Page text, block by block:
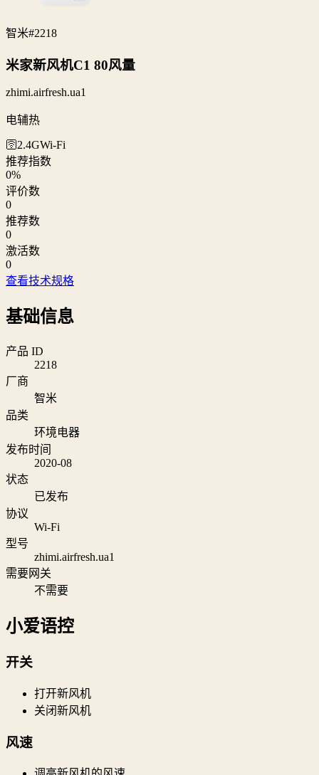
智米#2218
米家新风机C1 80风量
zhimi.airfresh.ua1
电辅热
🛜2.4GWi‑Fi
推荐指数
0%
评价数
0
推荐数
0
激活数
0
查看技术规格
基础信息
产品 ID
2218
厂商
智米
品类
环境电器
发布时间
2020-08
状态
已发布
协议
Wi‑Fi
型号
zhimi.airfresh.ua1
需要网关
不需要
小爱语控
开关
打开新风机
关闭新风机
风速